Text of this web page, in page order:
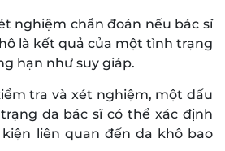
nghiệm chẩn đoán nếu bác sĩ
là kết quả của một tình trạng
hạn như suy giáp.
tra và xét nghiệm, một dấu
da bác sĩ có thể xác định
liên quan đến da khô bao